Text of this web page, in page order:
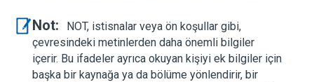
Not:
NOT, istisnalar veya ön koşullar gibi,
çevresindeki metinlerden daha önemli bilgiler
içerir. Bu ifadeler ayrıca okuyan kişiyi ek bilgiler için
başka bir kaynağa ya da bölüme yönlendirir, bir